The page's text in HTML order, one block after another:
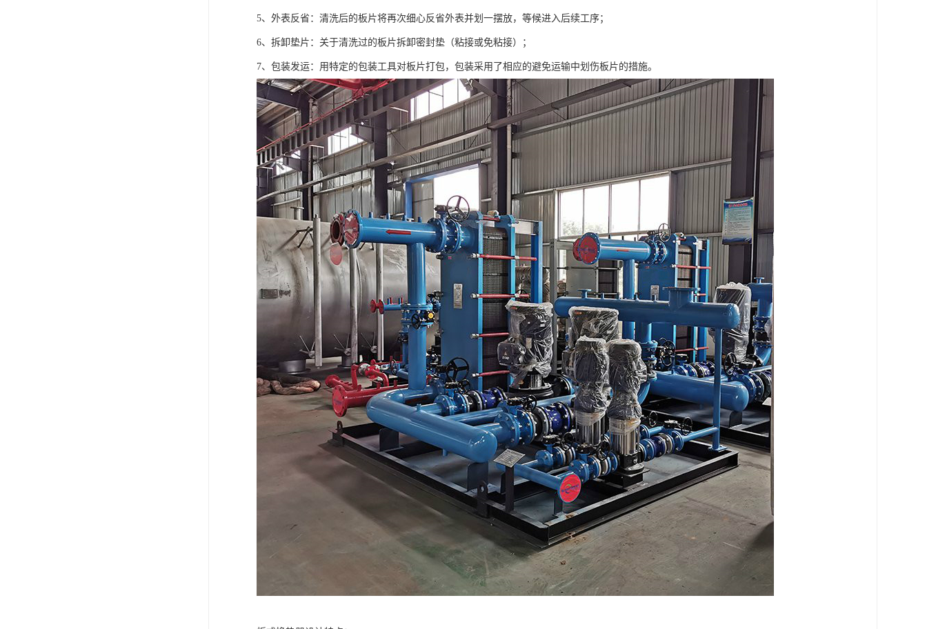
5、外表反省：清洗后的板片将再次细心反省外表并划一摆放，等候进入后续工序；
6、拆卸垫片：关于清洗过的板片拆卸密封垫（粘接或免粘接）；
7、包装发运：用特定的包装工具对板片打包，包装采用了相应的避免运输中划伤板片的措施。